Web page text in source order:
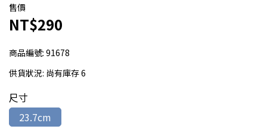
售價
NT$290
商品編號: 91678
供貨狀況: 尚有庫存 6
尺寸
23.7cm